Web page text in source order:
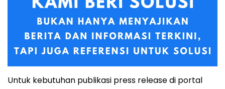
Untuk kebutuhan publikasi press release di portal